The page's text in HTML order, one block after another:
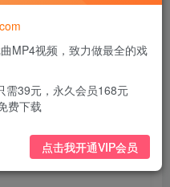
打包戏曲下载
MP4视频，致力做最全的戏
需39元，永久会员168元
费下载
点击我开通VIP会员